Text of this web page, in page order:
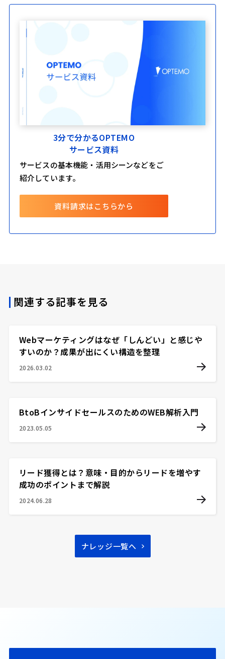
3分で分かるOPTEMO
サービス資料
サービスの基本機能・活用シーンなどをご
紹介しています。
資料請求はこちらから
関連する記事を見る
Webマーケティングはなぜ「しんどい」と感じや
すいのか？成果が出にくい構造を整理
2026.03.02
BtoBインサイドセールスのためのWEB解析入門
2023.05.05
リード獲得とは？意味・目的からリードを増やす
成功のポイントまで解説
2024.06.28
ナレッジ一覧へ